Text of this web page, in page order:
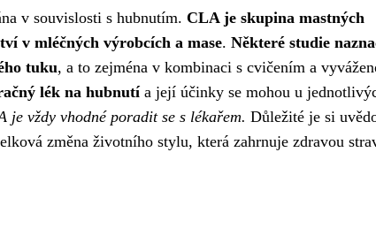
v souvislosti s hubnutím. CLA je skupina mastných
v mléčných výrobcích a mase. Některé studie
tuku, a to zejména v kombinaci s cvičením a
lék na hubnutía její účinky se mohou u
je vždy vhodné poradit se s lékařem. Důležité je si
změna životního stylu, která zahrnuje zdravou